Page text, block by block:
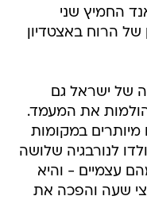
החמיץ שני
של הרוח באצטדיון
של ישראל גם
את המעמד.
מיותרים במקומות
לנורבגיה שלושה
מהם עצמיים - והיא
שעה והפכה את